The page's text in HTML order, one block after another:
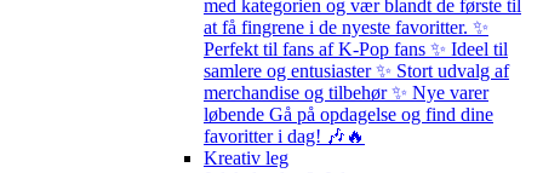
med kategorien og vær blandt de første til
at få fingrene i de nyeste favoritter. ✨
Perfekt til fans af K-Pop fans ✨ Ideel til
samlere og entusiaster ✨ Stort udvalg af
merchandise og tilbehør ✨ Nye varer
løbende Gå på opdagelse og find dine
favoritter i dag! 🎶🔥
Kreativ leg